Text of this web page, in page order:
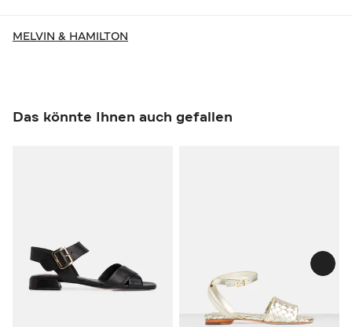
MELVIN & HAMILTON
Das könnte Ihnen auch gefallen